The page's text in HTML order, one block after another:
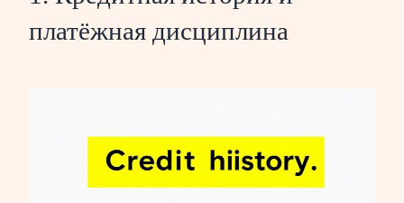
платёжная дисциплина